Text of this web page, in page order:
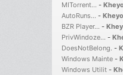
MITorrent... -
AutoRuns... -
BZR Player... -
PrivWindoze... -
DoesNotBelong. -
Windows Mainte -
Windows Utilit -